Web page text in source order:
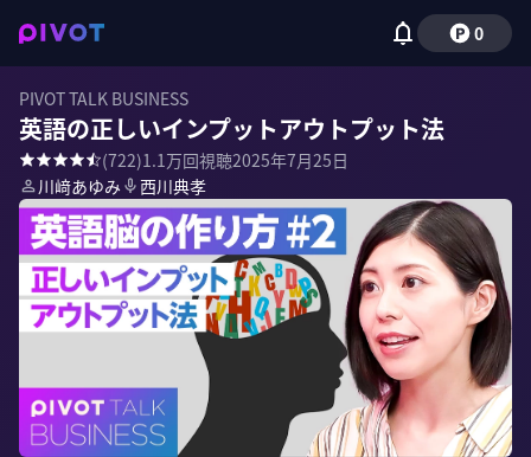
0
PIVOT TALK BUSINESS
英語の正しいインプットアウトプット法
(722)1.1万回視聴2025年7月25日
川﨑あゆみ
西川典孝